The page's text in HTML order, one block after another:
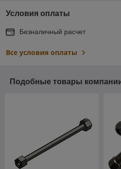
Условия оплаты
Безналичный расчет
Все условия оплаты
Подобные товары